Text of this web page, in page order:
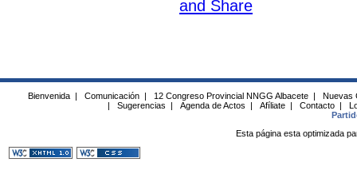
Bienvenida | Comunicación | 12 Congreso Provincial NNGG Albacete |
Nuevas
|
Sugerencias | Agenda de Actos | Afíliate | Contacto |
Esta página esta optimizada